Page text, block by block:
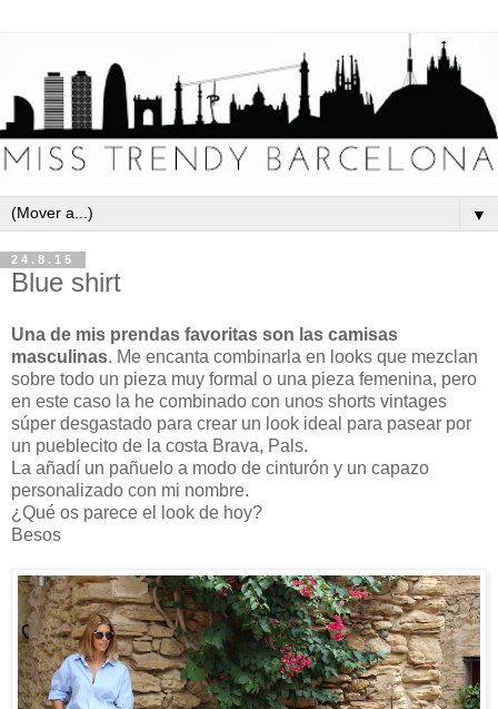
▼
24.8.15
Blue shirt
Una de mis prendas favoritas son las camisas
masculinas. Me encanta combinarla en looks que mezclan
sobre todo un pieza muy formal o una pieza femenina, pero
en este caso la he combinado con unos shorts vintages
súper desgastado para crear un look ideal para pasear por
un pueblecito de la costa Brava, Pals.
La añadí un pañuelo a modo de cinturón y un capazo
personalizado con mi nombre.
¿Qué os parece el look de hoy?
Besos